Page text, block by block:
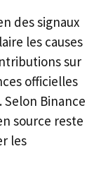
des signaux
les causes
sur
officielles
Binance
source reste
les